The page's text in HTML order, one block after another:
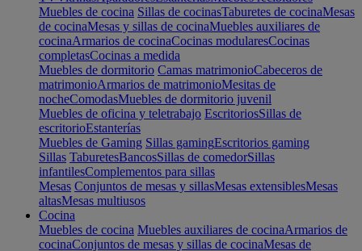
Muebles de cocina Sillas de cocinasTaburetes de cocinaMesas
de cocinaMesas y sillas de cocinaMuebles auxiliares de
cocinaArmarios de cocinaCocinas modularesCocinas
completasCocinas a medida
Muebles de dormitorio Camas matrimonioCabeceros de
matrimonioArmarios de matrimonioMesitas de
nocheComodasMuebles de dormitorio juvenil
Muebles de oficina y teletrabajo EscritoriosSillas de
escritorioEstanterías
Muebles de Gaming Sillas gamingEscritorios gaming
Sillas TaburetesBancosSillas de comedorSillas
infantilesComplementos para sillas
Mesas Conjuntos de mesas y sillasMesas extensiblesMesas
altasMesas multiusos
Cocina
Muebles de cocina Muebles auxiliares de cocinaArmarios de
cocinaConjuntos de mesas y sillas de cocinaMesas de